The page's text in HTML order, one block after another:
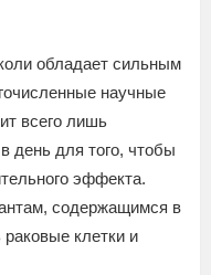
обладает сильным
научные
всего лишь
день для того, чтобы
эффекта.
содержащимся в
клетки и